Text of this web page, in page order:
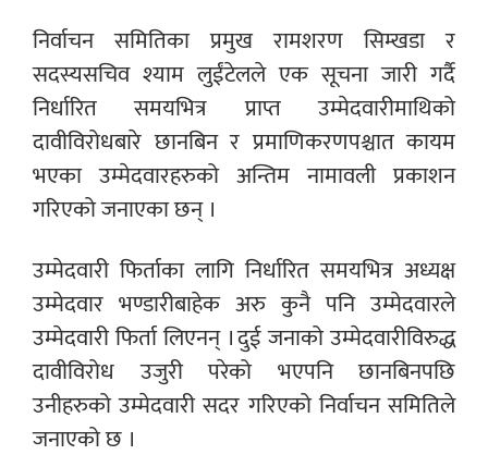
निर्वाचन समितिका प्रमुख रामशरण सिम्खडा र
सदस्यसचिव श्याम लुईंटेलले एक सूचना जारी गर्दै
निर्धारित समयभित्र प्राप्त उम्मेदवारीमाथिको
दावीविरोधबारे छानबिन र प्रमाणिकरणपश्चात कायम
भएका उम्मेदवारहरुको अन्तिम नामावली प्रकाशन
गरिएको जनाएका छन् ।
उम्मेदवारी फिर्ताका लागि निर्धारित समयभित्र अध्यक्ष
उम्मेदवार भण्डारीबाहेक अरु कुनै पनि उम्मेदवारले
उम्मेदवारी फिर्ता लिएनन् । दुई जनाको उम्मेदवारीविरुद्ध
दावीविरोध उजुरी परेको भएपनि छानबिनपछि
उनीहरुको उम्मेदवारी सदर गरिएको निर्वाचन समितिले
जनाएको छ ।